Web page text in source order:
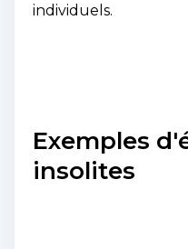
individuels.
Exemples
insolites